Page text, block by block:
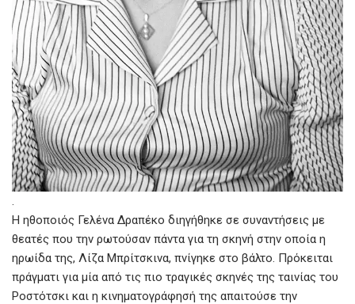
.
Η ηθοποιός Γελένα Δραπέκο διηγήθηκε σε συναντήσεις με
θεατές που την ρωτούσαν πάντα για τη σκηνή στην οποία η
ηρωίδα της, Λίζα Μπρίτσκινα, πνίγηκε στο βάλτο. Πρόκειται
πράγματι για μία από τις πιο τραγικές σκηνές της ταινίας του
Ροστότσκι και η κινηματογράφησή της απαιτούσε την